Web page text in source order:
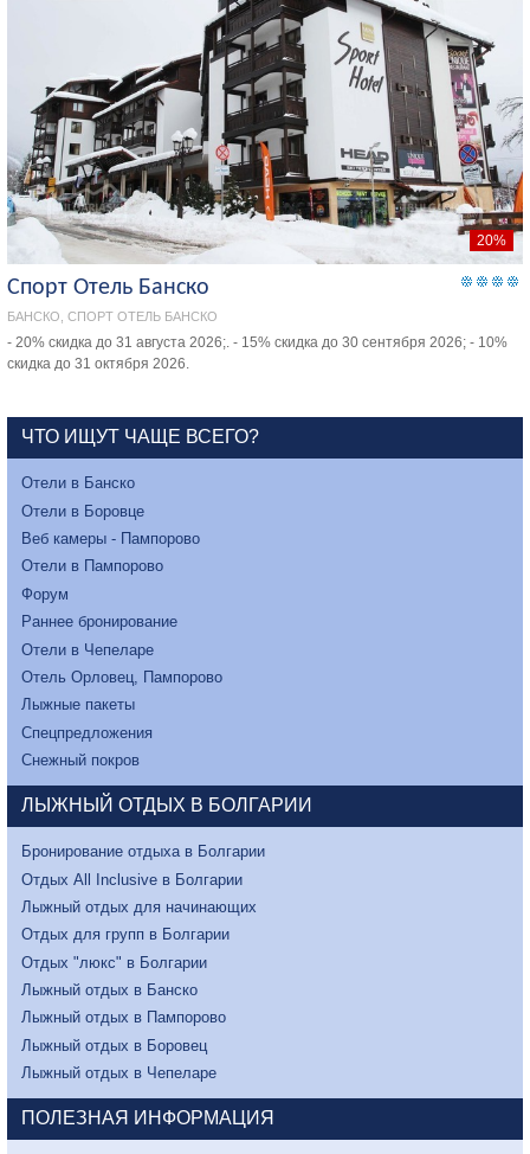
20%
Спорт Отель Банско
БАНСКО, СПОРТ ОТЕЛЬ БАНСКО
- 20% скидка до 31 августа 2026;. - 15% скидка до 30 сентября 2026; - 10%
скидка до 31 октября 2026.
ЧТО ИЩУТ ЧАЩЕ ВСЕГО?
Отели в Банско
Отели в Боровце
Веб камеры - Пампорово
Отели в Пампорово
Форум
Раннее бронирование
Отели в Чепеларе
Отель Орловец, Пампорово
Лыжные пакеты
Спецпредложения
Снежный покров
ЛЫЖНЫЙ ОТДЫХ В БОЛГАРИИ
Бронирование отдыха в Болгарии
Отдых All Inclusive в Болгарии
Лыжный отдых для начинающих
Отдых для групп в Болгарии
Отдых "люкс" в Болгарии
Лыжный отдых в Банско
Лыжный отдых в Пампорово
Лыжный отдых в Боровец
Лыжный отдых в Чепеларе
ПОЛЕЗНАЯ ИНФОРМАЦИЯ